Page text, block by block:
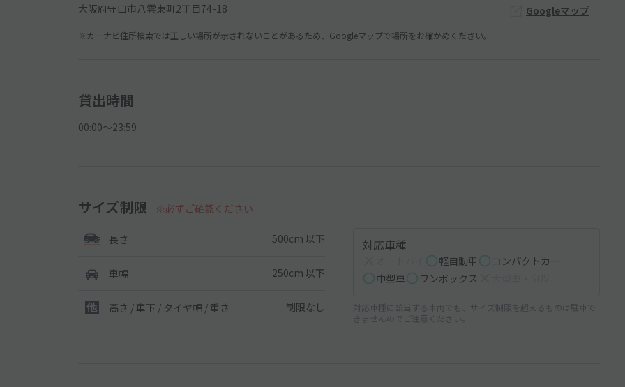
大阪府守口市八雲東町2丁目74-18 Googleマップ
※カーナビ住所検索では正しい場所が示されないことがあるため、Googleマップで場所をお確かめください。
貸出時間
00:00〜23:59
サイズ制限 ※必ずご確認ください
長さ 500cm 以下
車幅 250cm 以下
高さ / 車下 / タイヤ幅 / 重さ 制限なし
対応車種
軽自動車
コンパクトカー
中型車
ワンボックス
対応車種に該当する車両でも、サイズ制限を超えるものは駐車で
きませんのでご注意ください。